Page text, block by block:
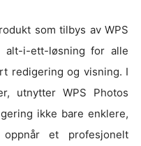
som tilbys av WPS
alt-i-ett-løsning for alle
redigering og visning. I
utnytter WPS Photos
ikke bare enklere,
et profesjonelt